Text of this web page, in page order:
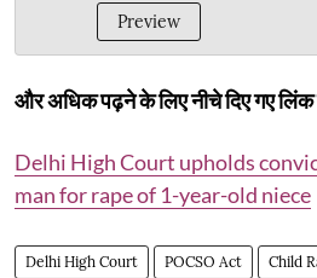
Preview
और अधिक पढ़ने के लिए नीचे दिए गए
Delhi High Court upholds
man for rape of 1-year-old niece
Delhi High Court POCSO Act Child